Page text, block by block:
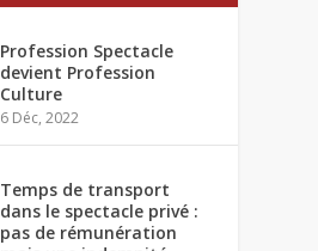
Profession Spectacle
devient Profession
Culture
6 Déc, 2022
Temps de transport
dans le spectacle privé :
pas de rémunération